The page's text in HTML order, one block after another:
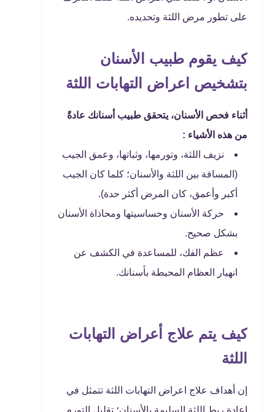
على تطور مرض اللثة وتحديده.
كيف يقوم طبيب الأسنان
بتشخيص اعراض التهابات اللثة
أثناء فحص الأسنان، يتحقق طبيب أسنانك عادةً
من هذه الأشياء :
نزيف اللثة، وتورمها، وثباتها، وعمق الجيب
(المسافة بين اللثة والأسنان؛ كلما كان الجيب
أكبر وأعمق، كان المرض أكثر حدة).
حركة الأسنان وحساسيتها ومحاذاة الأسنان
بشكل صحيح.
عظم الفك، للمساعدة في الكشف عن
انهيار العظام المحيطة بأسنانك.
كيف يتم علاج أعراض التهابات
اللثة
إن أهداف علاج اعراض التهابات اللثة تتمثل في
إعادة ربط اللثة السليمة بالأسنان؛ تقليل التورم